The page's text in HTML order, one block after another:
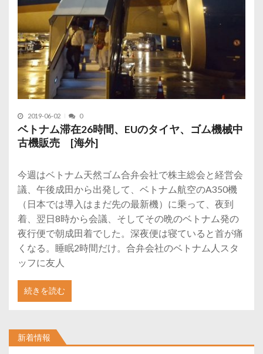
2019-06-02 0
ベトナム滞在26時間、EUのタイヤ、ゴム機械中
古機販売 [海外]
今週はベトナム天然ゴム合弁会社で株主総会と経営会
議、午後成田から出発して、ベトナム航空のA350機
（日本では導入はまだ先の最新機）に乗って、夜到
着、翌日8時から会議、そしてその晩のベトナム発の
夜行便で朝成田着でした。深夜便は寝ていると首が痛
くなる。睡眠2時間だけ。合弁会社のベトナム人スタ
ッフに友人
続きを読む
新着情報